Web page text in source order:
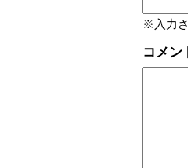
入力
コメン